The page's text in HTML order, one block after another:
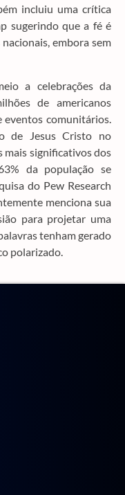
incluiu uma crítica
sugerindo que a fé é
embora sem
a celebrações da
de americanos
comunitários.
de Jesus Cristo no
mais significativos dos
da população se
do Pew Research
menciona sua
para projetar uma
tenham gerado
polarizado.